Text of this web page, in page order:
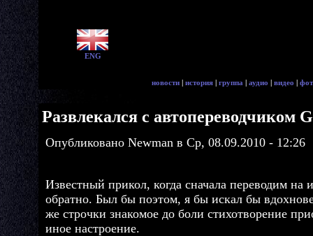
ENG
новости | история | группа | аудио | видео |
Развлекался с автопереводчиком
Опубликовано Newman в Ср, 08.09.2010 - 12:26
Известный прикол, когда сначала переводим на
обратно. Был бы поэтом, я бы искал бы
же строчки знакомое до боли стихотворение
иное настроение.